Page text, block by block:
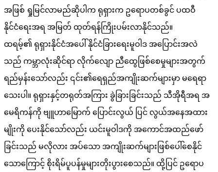
အဖြစ် ရှုမြင်လာမည်ဆိုပါက ရုရှားက ဥရောပတစ်ခွင် ပထဝီ
နိုင်ငံရေးအရ အမြတ် ထုတ်ရန်ကြိုးပမ်းလာနိုင်သည်။
ထရမ့်၏ ရုရှားနိုင်ငံအပေါ် နိုင်ငံခြားရေးမူဝါဒ အပြောင်းအလဲ
သည် ကမ္ဘာလုံးဆိုင်ရာ လိုက်လျော ညီထွေဖြစ်စေမှုများအတွက်
ရည်မှန်းသော်လည်း ၎င်း၏ရေရှည်အကျိုးဆက်များမှာ မရေရာ
သေးပါ။ ရုရှားနှင့်တရုတ်အကြား ခွဲခြားခြင်းသည် သီအိုရီအရ အ
မေရိကန်ကို ဗျူဟာမြောက် ပြောင်းလွယ် ပြင် လွယ်အနေအထား
မျိုးကို ပေးနိုင်သော်လည်း ယင်းမူဝါဒကို အကောင်အထည်ဖော်
ခြင်းသည် မလိုလား အပ်သော အကျိုးဆက်များဖြစ်ပေါ်စေနိုင်
သောကြောင့် စိုးရိမ်ပူပန်မှုများတိုးပွားစေသည်။ ထို့ပြင် ဥရောပ